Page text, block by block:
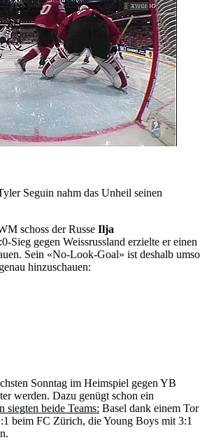
Seguin nahm das Unheil seinen
schoss der Russe Ilja
Sieg gegen Weissrussland erzielte er einen
Sein «No-Look-Goal» ist deshalb umso
hinzuschauen:
Sonntag im Heimspiel gegen YB
werden. Dazu genügt schon ein
siegten beide Teams: Basel dank einem Tor
beim FC Zürich, die Young Boys mit 3:1